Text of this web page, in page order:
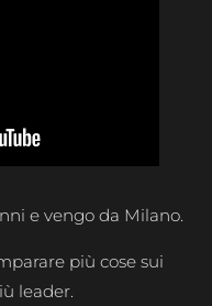
e vengo da Milano.
più cose sui
leader.